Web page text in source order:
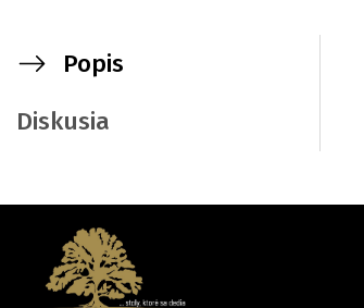
Popis
Diskusia